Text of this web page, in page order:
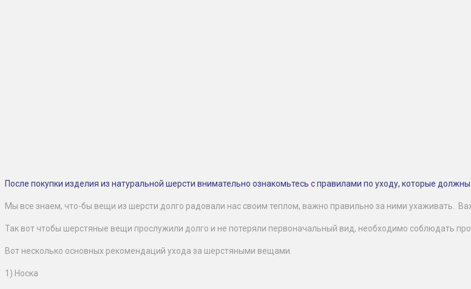
После покупки изделия из натуральной шерсти внимательно ознакомьтесь с правилами по уходу, которые
Мы все знаем, что-бы вещи из шерсти долго радовали нас своим теплом, важно правильно за ними ухаживать.
Так вот чтобы шерстяные вещи прослужили долго и не потеряли первоначальный вид, необходимо соблюдать
Вот несколько основных рекомендаций ухода за шерстяными вещами.
1) Носка